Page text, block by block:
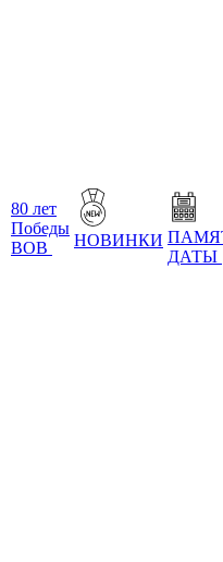
80 лет
Победы
ВОВ
НОВИНКИ
ДАТЫ